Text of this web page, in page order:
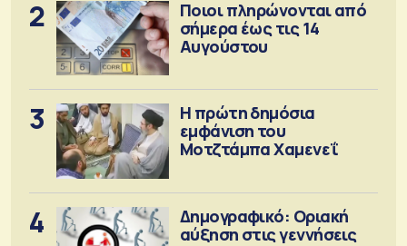
2
Ποιοι πληρώνονται από
σήμερα έως τις 14
Αυγούστου
3
Η πρώτη δημόσια
εμφάνιση του
Μοτζτάμπα Χαμενεΐ
4
Δημογραφικό: Οριακή
αύξηση στις γεννήσεις